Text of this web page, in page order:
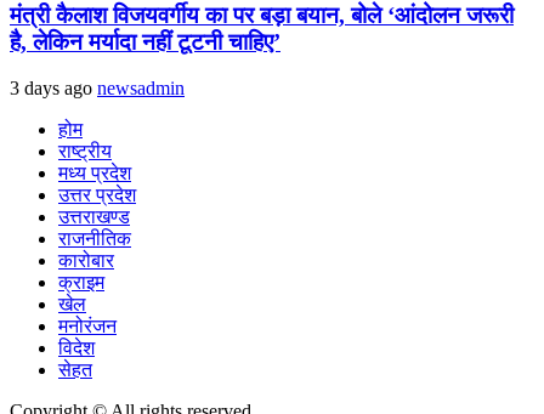
मंत्री कैलाश विजयवर्गीय का पर बड़ा बयान, बोले ‘आंदोलन जरूरी
है, लेकिन मर्यादा नहीं टूटनी चाहिए’
3 days ago newsadmin
होम
राष्ट्रीय
मध्य प्रदेश
उत्तर प्रदेश
उत्तराखण्ड
राजनीतिक
कारोबार
क्राइम
खेल
मनोरंजन
विदेश
सेहत